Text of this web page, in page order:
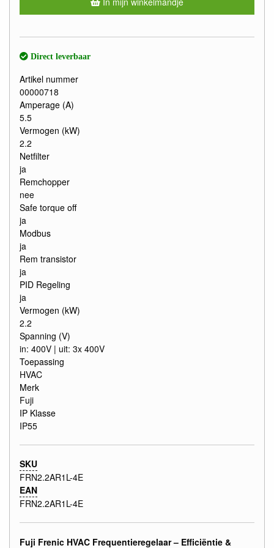
Direct leverbaar
Artikel nummer
00000718
Amperage (A)
5.5
Vermogen (kW)
2.2
Netfilter
ja
Remchopper
nee
Safe torque off
ja
Modbus
ja
Rem transistor
ja
PID Regeling
ja
Vermogen (kW)
2.2
Spanning (V)
in: 400V | uit: 3x 400V
Toepassing
HVAC
Merk
Fuji
IP Klasse
IP55
SKU
FRN2.2AR1L-4E
EAN
FRN2.2AR1L-4E
Fuji Frenic HVAC Frequentieregelaar – Efficiëntie &